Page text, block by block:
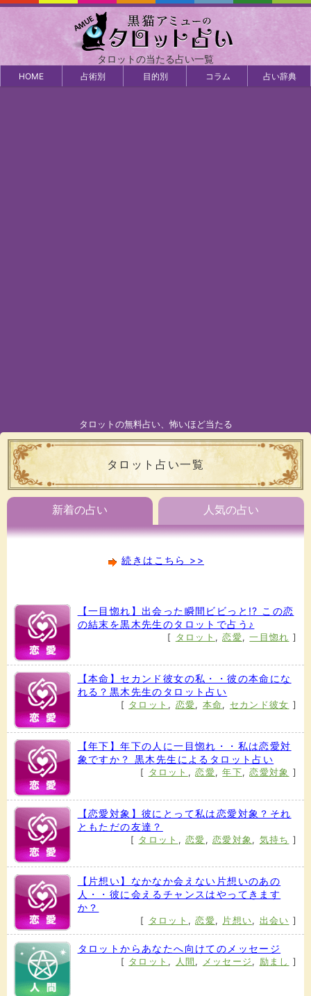
タロットの当たる占い一覧
HOME 占術別 目的別 コラム 占い辞典
タロットの無料占い、怖いほど当たる
タロット占い一覧
新着の占い 人気の占い
続きはこちら >>
【一目惚れ】出会った瞬間ビビっと!? この恋
の結末を黒木先生のタロットで占う♪
[ タロット ,恋愛,一目惚れ ]
【本命】セカンド彼女の私・・彼の本命にな
れる？黒木先生のタロット占い
[ タロット , 恋愛, 本命 , セカンド彼女 ]
【年下】年下の人に一目惚れ・・私は恋愛対
象ですか？ 黒木先生によるタロット占い
[ タロット ,恋愛,年下,恋愛対象 ]
【恋愛対象】彼にとって私は恋愛対象？それ
ともただの友達？
[ タロット ,恋愛 ,恋愛対象 , 気持ち ]
【片想い】なかなか会えない片想いのあの
人・・彼に会えるチャンスはやってきます
か？
[ タロット ,恋愛, 片想い, 出会い ]
タロットからあなたへ向けてのメッセージ
[ タロット , 人間 , メッセージ , 励まし ]